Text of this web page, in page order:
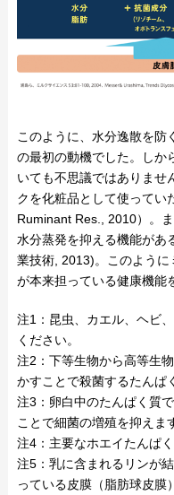
このように、水分逸散を防
の最初の動機でした。しか
いても不思議ではありませ
クを化粧品として使ってい
Ruminant Res., 2010）。
水分蒸発を抑える機能があ
業技術, 2013)。このように
が本来担っている健康機能
注1：昆虫、カエル、ヘビ
ください。
注2：下等生物から高等生
かすことで殺菌するたんぱ
注3：卵白中のたんぱく質
ことで細菌の増殖を抑えま
注4：主要なホエイたんぱく
注5：乳に含まれるリンが
っている皮膜（脂肪球皮膜